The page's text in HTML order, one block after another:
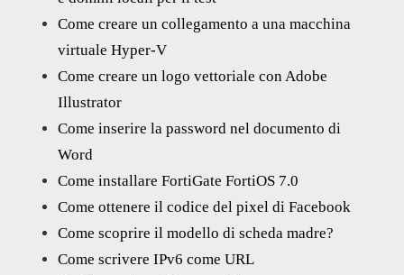
Come creare un collegamento a una macchina
virtuale Hyper-V
Come creare un logo vettoriale con Adobe
Illustrator
Come inserire la password nel documento di
Word
Come installare FortiGate FortiOS 7.0
Come ottenere il codice del pixel di Facebook
Come scoprire il modello di scheda madre?
Come scrivere IPv6 come URL